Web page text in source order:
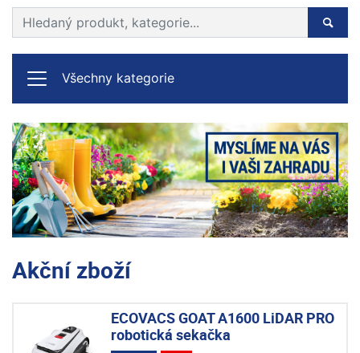
Prohledat web
Všechny kategorie
Akční zboží
ECOVACS GOAT A1600 LiDAR PRO
robotická sekačka